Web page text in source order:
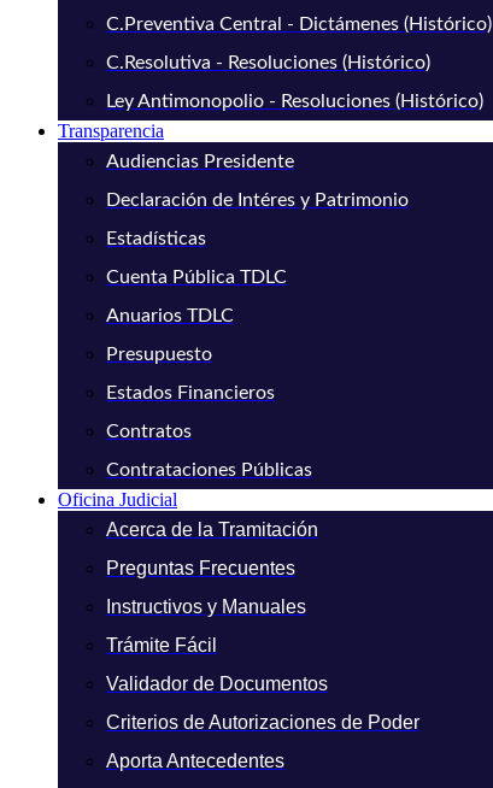
C.Preventiva Central - Dictámenes (Histórico)
C.Resolutiva - Resoluciones (Histórico)
Ley Antimonopolio - Resoluciones (Histórico)
Transparencia
Audiencias Presidente
Declaración de Intéres y Patrimonio
Estadísticas
Cuenta Pública TDLC
Anuarios TDLC
Presupuesto
Estados Financieros
Contratos
Contrataciones Públicas
Oficina Judicial
Acerca de la Tramitación
Preguntas Frecuentes
Instructivos y Manuales
Trámite Fácil
Validador de Documentos
Criterios de Autorizaciones de Poder
Aporta Antecedentes